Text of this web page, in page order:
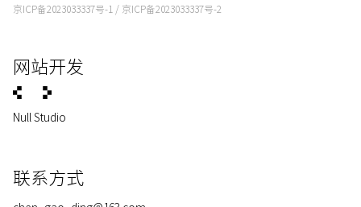
京ICP备2023033337号-1 / 京ICP备2023033337号-2
网站开发
Null Studio
联系方式